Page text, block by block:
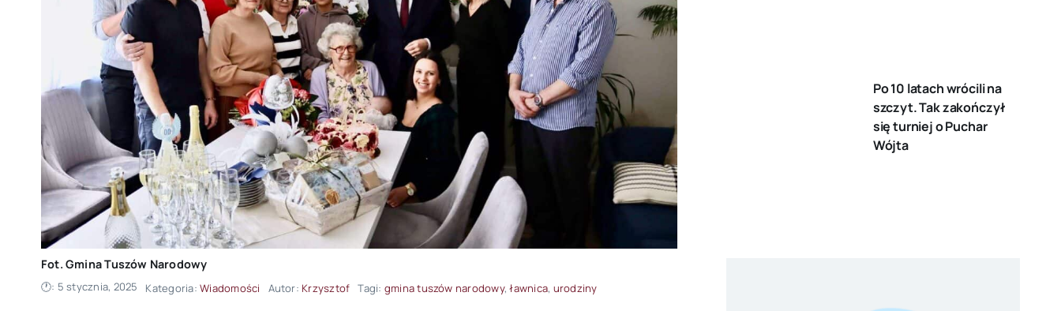
Fot. Gmina Tuszów Narodowy
🕐: 5 stycznia, 2025 Kategoria:Wiadomości Autor: Krzysztof Tagi: gmina tuszów narodowy,ławnica, urodziny
Po 10 latach wrócili na
szczyt. Tak zakończył
się turniej o Puchar
Wójta